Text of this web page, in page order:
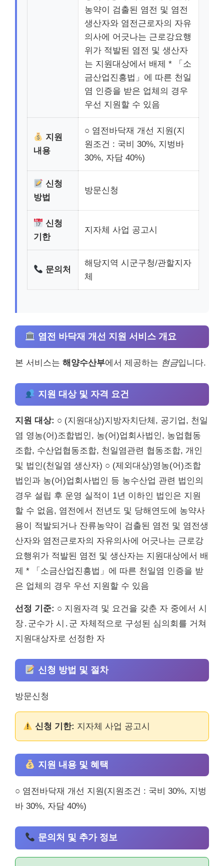
농약이 검출된 염전 및 염전
생산자와 염전근로자의 자유
의사에 어긋나는 근로강요행
위가 적발된 염전 및 생산자
는 지원대상에서 배제 * 「소
금산업진흥법」에 따른 천일
염 인증을 받은 업체의 경우
우선 지원할 수 있음
지원
내용
○ 염전바닥재 개선 지원(지
원조건 : 국비 30%, 지벙바
30%, 자담 40%)
신청
방법
방문신청
신청
기한
지자체 사업 공고시
문의처
해당지역 시군구청/관할지자
체
염전 바닥재 개선 지원 서비스 개요
본 서비스는 해양수산부에서 제공하는 현금입니다.
지원 대상 및 자격 요건
지원 대상: ○ (지원대상)지방자치단체, 공기업, 천일
염 영농(어)조합법인, 농(어)업회사법인, 농업협동
조합, 수산업협동조합, 천일염관련 협동조합, 개인
및 법인(천일염 생산자) ○ (제외대상)영농(어)조합
법인과 농(어)업회사법인 등 농수산업 관련 법인의
경우 설립 후 운영 실적이 1년 이하인 법인은 지원
할 수 없음, 염전에서 전년도 및 당해연도에 농약사
용이 적발되거나 잔류농약이 검출된 염전 및 염전생
산자와 염전근로자의 자유의사에 어긋나는 근로강
요행위가 적발된 염전 및 생산자는 지원대상에서 배
제 * 「소금산업진흥법」에 따른 천일염 인증을 받
은 업체의 경우 우선 지원할 수 있음
선정 기준: ○ 지원자격 및 요건을 갖춘 자 중에서 시
장․군수가 시․군 자체적으로 구성된 심의회를 거쳐
지원대상자로 선정한 자
신청 방법 및 절차
방문신청
신청 기한: 지자체 사업 공고시
지원 내용 및 혜택
○ 염전바닥재 개선 지원(지원조건 : 국비 30%, 지벙
바 30%, 자담 40%)
문의처 및 추가 정보